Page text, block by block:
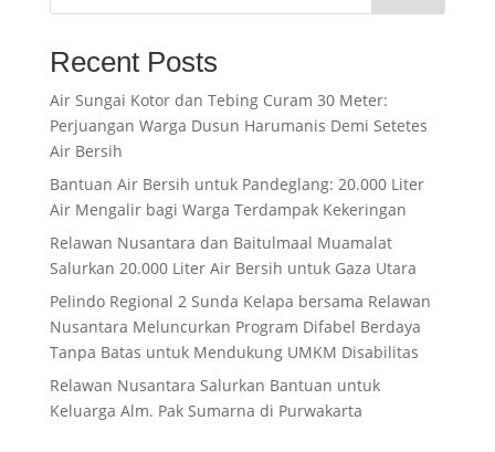
Recent Posts
Air Sungai Kotor dan Tebing Curam 30 Meter:
Perjuangan Warga Dusun Harumanis Demi Setetes
Air Bersih
Bantuan Air Bersih untuk Pandeglang: 20.000 Liter
Air Mengalir bagi Warga Terdampak Kekeringan
Relawan Nusantara dan Baitulmaal Muamalat
Salurkan 20.000 Liter Air Bersih untuk Gaza Utara
Pelindo Regional 2 Sunda Kelapa bersama Relawan
Nusantara Meluncurkan Program Difabel Berdaya
Tanpa Batas untuk Mendukung UMKM Disabilitas
Relawan Nusantara Salurkan Bantuan untuk
Keluarga Alm. Pak Sumarna di Purwakarta